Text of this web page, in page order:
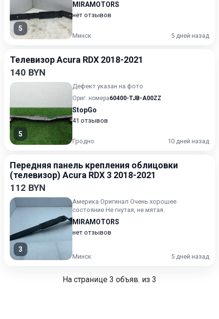
5
MIRAMOTORS
нет отзывов
Минск 5 дней назад
Телевизор Acura RDX 2018-2021
140 BYN
5
Дефект указан на фото
Ориг. номера60400-TJB-A00ZZ
StopGo
41 отзывов
Гродно 10 дней назад
Передняя панель крепления облицовки
(телевизор) Acura RDX 3 2018-2021
112 BYN
3
Америка Оригинал Очень хорошее
состояние Не гнутая, не мятая.
MIRAMOTORS
нет отзывов
Минск 5 дней назад
На странице 3 объяв. из 3